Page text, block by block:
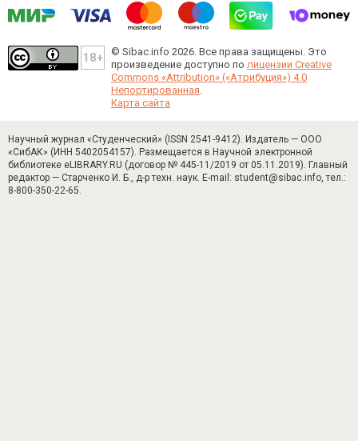
© Sibac.info 2026. Все права защищены. Это
произведение доступно по лицензии Creative
Commons «Attribution» («Атрибуция») 4.0
Непортированная.
Карта сайта
Научный журнал «Студенческий» (ISSN 2541-9412). Издатель — ООО
«СибАК» (ИНН 5402054157). Размещается в Научной электронной
библиотеке eLIBRARY.RU (договор № 445-11/2019 от 05.11.2019). Главный
редактор — Старченко И. Б., д-р техн. наук. E-mail: student@sibac.info, тел.:
8-800-350-22-65.